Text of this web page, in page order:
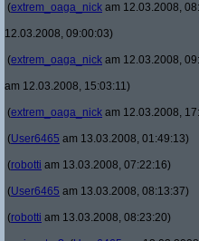
(extrem_oaga_nick am 12.03.2008,
12.03.2008, 09:00:03)
(extrem_oaga_nick am 12.03.2008,
am 12.03.2008, 15:03:11)
(extrem_oaga_nick am 12.03.2008,
(User6465 am 13.03.2008, 01:49:13)
(robotti am 13.03.2008, 07:22:16)
(User6465 am 13.03.2008, 08:13:37)
(robotti am 13.03.2008, 08:23:20)